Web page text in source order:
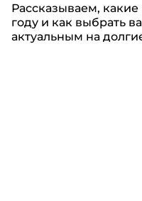
Рассказываем,
году и как выбрать
актуальным на